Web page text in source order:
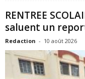
RENTREE
saluent un
Redaction - 10 août 2026